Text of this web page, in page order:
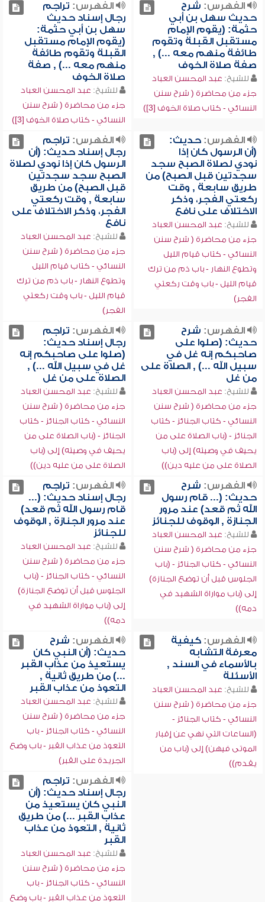
الفهرس: شرح
حديث سهل بن أبي
حثمة: (يقوم الإمام
مستقبل القبلة وتقوم
طائفة منهم معه ...) ,
صفة صلاة الخوف
للشيخ: عبد المحسن العباد
جزء من محاضرة ( شرح سنن
النسائي - كتاب صلاة الخوف [3])
الفهرس: تراجم
رجال إسناد حديث
سهل بن أبي حثمة:
(يقوم الإمام مستقبل
القبلة وتقوم طائفة
منهم معه ...) , صفة
صلاة الخوف
للشيخ: عبد المحسن العباد
جزء من محاضرة ( شرح سنن
النسائي - كتاب صلاة الخوف [3])
الفهرس:حديث:
(أن الرسول كان إذا
نودي لصلاة الصبح سجد
سجدتين قبل الصبح) من
طريق سابعة , وقت
ركعتي الفجر، وذكر
الاختلاف على نافع
للشيخ: عبد المحسن العباد
جزء من محاضرة ( شرح سنن
النسائي - كتاب قيام الليل
وتطوع النهار - باب ذم من ترك
قيام الليل - باب وقت ركعتي
الفجر)
الفهرس: تراجم
رجال إسناد حديث: (أن
الرسول كان إذا نودي لصلاة
الصبح سجد سجدتين
قبل الصبح) من طريق
سابعة , وقت ركعتي
الفجر، وذكر الاختلاف على
نافع
للشيخ: عبد المحسن العباد
جزء من محاضرة ( شرح سنن
النسائي - كتاب قيام الليل
وتطوع النهار - باب ذم من ترك
قيام الليل - باب وقت ركعتي
الفجر)
الفهرس: شرح
حديث: (صلوا على
صاحبكم إنه غل في
سبيل الله ...) , الصلاة على
من غل
للشيخ: عبد المحسن العباد
جزء من محاضرة ( شرح سنن
النسائي - كتاب الجنائز - كتاب
الجنائز - (باب الصلاة على من
يحيف في وصيته) إلى (باب
الصلاة على من عليه دين))
الفهرس: تراجم
رجال إسناد حديث:
(صلوا على صاحبكم إنه
غل في سبيل الله ...) ,
الصلاة على من غل
للشيخ: عبد المحسن العباد
جزء من محاضرة ( شرح سنن
النسائي - كتاب الجنائز - كتاب
الجنائز - (باب الصلاة على من
يحيف في وصيته) إلى (باب
الصلاة على من عليه دين))
الفهرس: شرح
حديث: (... قام رسول
الله ثم قعد) عند مرور
الجنازة , الوقوف للجنائز
للشيخ: عبد المحسن العباد
جزء من محاضرة ( شرح سنن
النسائي - كتاب الجنائز - (باب
الجلوس قبل أن توضع الجنازة)
إلى (باب مواراة الشهيد في
دمه))
الفهرس: تراجم
رجال إسناد حديث: (...
قام رسول الله ثم قعد)
عند مرور الجنازة , الوقوف
للجنائز
للشيخ: عبد المحسن العباد
جزء من محاضرة ( شرح سنن
النسائي - كتاب الجنائز - (باب
الجلوس قبل أن توضع الجنازة)
إلى (باب مواراة الشهيد في
دمه))
الفهرس:كيفية
معرفة التشابه
بالأسماء في السند ,
الأسئلة
للشيخ: عبد المحسن العباد
جزء من محاضرة ( شرح سنن
النسائي - كتاب الجنائز -
(الساعات التي نهي عن إقبار
الموتى فيهن) إلى (باب من
يقدم))
الفهرس: شرح
حديث: (أن النبي كان
يستعيذ من عذاب القبر
...) من طريق ثانية ,
التعوذ من عذاب القبر
للشيخ: عبد المحسن العباد
جزء من محاضرة ( شرح سنن
النسائي - كتاب الجنائز - باب
التعوذ من عذاب القبر - باب وضع
الجريدة على القبر)
الفهرس: تراجم
رجال إسناد حديث: (أن
النبي كان يستعيذ من
عذاب القبر ...) من طريق
ثانية , التعوذ من عذاب
القبر
للشيخ: عبد المحسن العباد
جزء من محاضرة ( شرح سنن
النسائي - كتاب الجنائز - باب
التعوذ من عذاب القبر - باب وضع